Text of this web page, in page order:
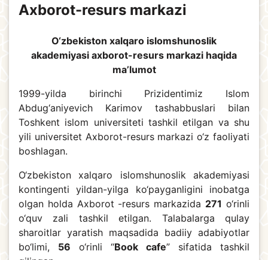
Axborot-resurs markazi
O‘zbekiston xalqaro islomshunoslik
akademiyasi axborot-resurs markazi haqida
ma’lumot
1999-yilda birinchi Prizidentimiz Islom
Abdug‘aniyevich Karimov tashabbuslari bilan
Toshkent islom universiteti tashkil etilgan va shu
yili universitet Axborot-resurs markazi o‘z faoliyati
boshlagan.
O‘zbekiston xalqaro islomshunoslik akademiyasi
kontingenti yildan-yilga ko‘payganligini inobatga
olgan holda Аxborot -resurs markazida 271 o‘rinli
o‘quv zali tashkil etilgan. Talabalarga qulay
sharoitlar yaratish maqsadida badiiy adabiyotlar
bo‘limi, 56 o‘rinli “Book cafe” sifatida tashkil